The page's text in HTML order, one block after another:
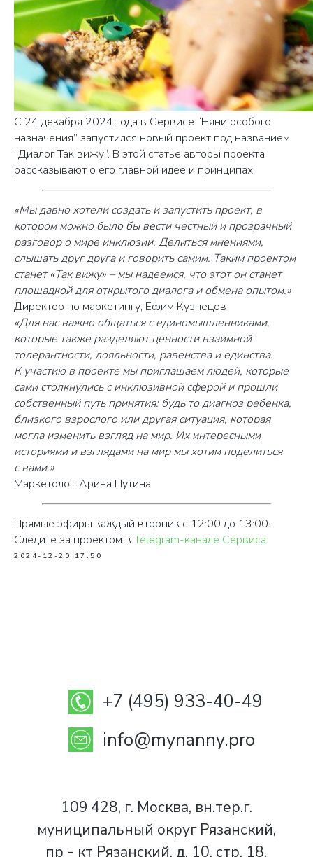
С 24 декабря 2024 года в Сервисе “Няни особого
назначения” запустился новый проект под названием
“Диалог Так вижу”. В этой статье авторы проекта
рассказывают о его главной идее и принципах.
«Мы давно хотели создать и запустить проект, в
котором можно было бы вести честный и прозрачный
разговор о мире инклюзии. Делиться мнениями,
слышать друг друга и говорить самим. Таким проектом
станет «Так вижу» – мы надеемся, что этот он станет
площадкой для открытого диалога и обмена опытом.»
Директор по маркетингу, Ефим Кузнецов
«Для нас важно общаться с единомышленниками,
которые также разделяют ценности взаимной
толерантности, лояльности, равенства и единства.
К участию в проекте мы приглашаем людей, которые
сами столкнулись с инклюзивной сферой и прошли
собственный путь принятия: будь то диагноз ребенка,
близкого взрослого или другая ситуация, которая
могла изменить взгляд на мир. Их интересными
историями и взглядами на мир мы хотим поделиться
с вами.»
Маркетолог, Арина Путина
Прямые эфиры каждый вторник с 12:00 до 13:00.
Следите за проектом в Telegram-канале Сервиса.
2024-12-20 17:50
Иллюстрации разработаныFreepik
Сделано в
Политика конфиденциальности
+7 (495) 933-40-49
info@mynanny.pro
109 428, г. Москва, вн.тер.г.
муниципальный округ Рязанский,
пр - кт Рязанский, д. 10, стр. 18,
помещ. 10/8